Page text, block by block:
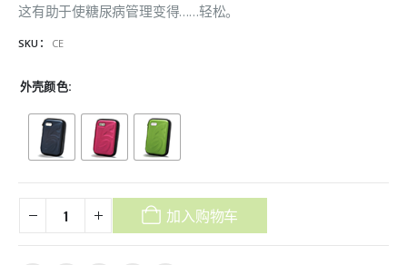
这有助于使糖尿病管理变得……轻松。
SKU： CE
外壳颜色
加入购物车